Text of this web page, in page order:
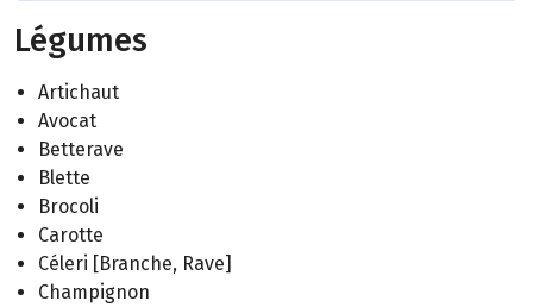
Légumes
Artichaut
Avocat
Betterave
Blette
Brocoli
Carotte
Céleri [Branche, Rave]
Champignon